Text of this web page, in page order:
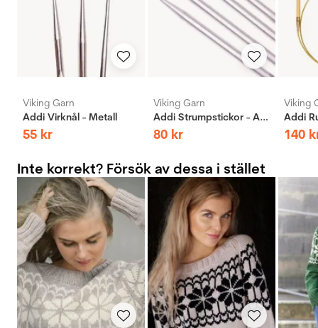
Viking Garn
Addi Virknål - Metall
55 kr
Viking Garn
Addi Strumpstickor - Aluminium
80 kr
Viking
140
Inte korrekt? Försök av dessa i stället